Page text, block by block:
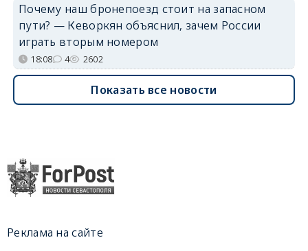
Почему наш бронепоезд стоит на запасном
пути? — Кеворкян объяснил, зачем России
играть вторым номером
18:08 4 2602
Показать все новости
Реклама на сайте